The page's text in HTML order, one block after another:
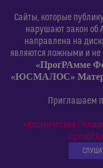
Сайты, которые
нарушают закон об
направлена на
являются ложными и не
«ПрогРАмме
«ЮСМАЛОС»
Приглашаем
«Космическое